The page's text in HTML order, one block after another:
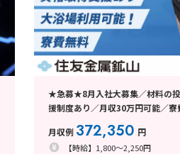
★急募★8月入社大募集／材料の
援制度あり／月収30万円可能／寮
月収例 372,350 円
【時給】1,800～2,250円